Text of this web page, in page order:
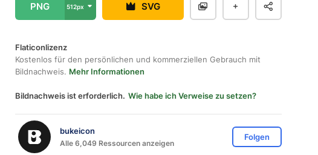
PNG 512px SVG
Flaticonlizenz
Kostenlos für den persönlichen und kommerziellen Gebrauch mit
Bildnachweis. Mehr Informationen
Bildnachweis ist erforderlich. Wie habe ich Verweise zu setzen?
bukeicon
Alle 6,049 Ressourcen anzeigen
Folgen